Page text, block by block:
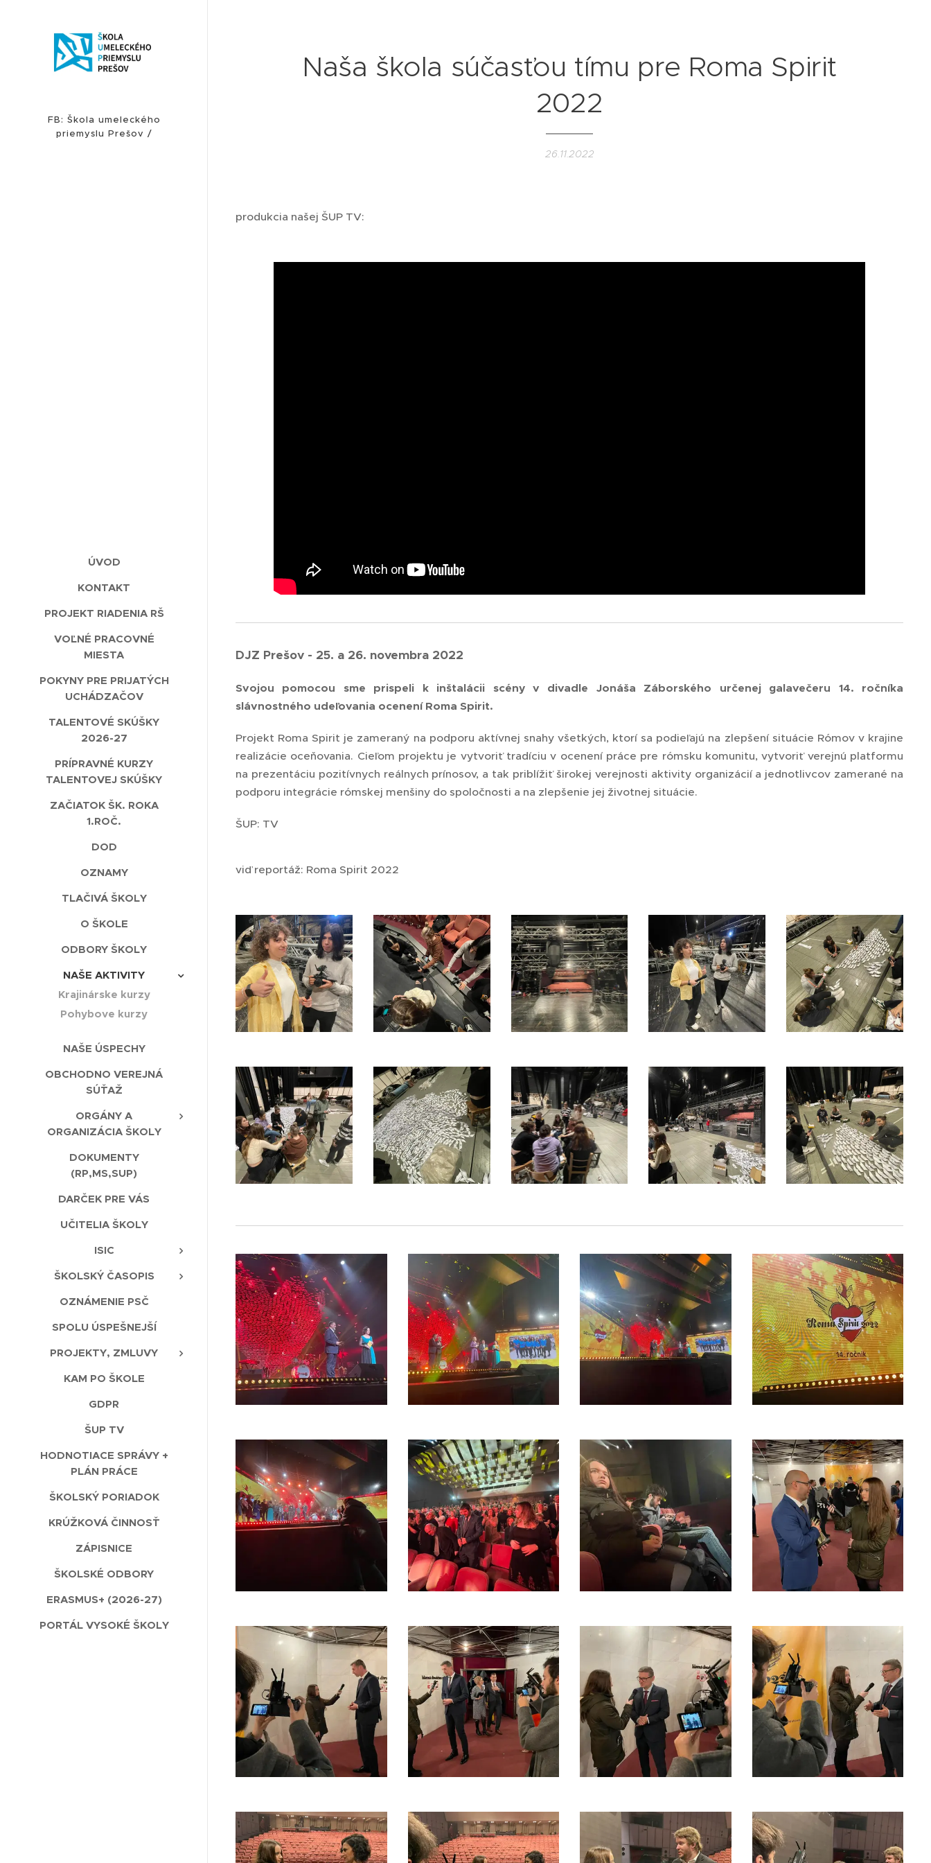
FB: Škola umeleckého
priemyslu Prešov /
ÚVOD
KONTAKT
PROJEKT RIADENIA RŠ
VOĽNÉ PRACOVNÉ
MIESTA
POKYNY PRE PRIJATÝCH
UCHÁDZAČOV
TALENTOVÉ SKÚŠKY
2026-27
PRÍPRAVNÉ KURZY
TALENTOVEJ SKÚŠKY
ZAČIATOK ŠK. ROKA
1.ROČ.
DOD
OZNAMY
TLAČIVÁ ŠKOLY
O ŠKOLE
ODBORY ŠKOLY
NAŠE AKTIVITY
Krajinárske kurzy
Pohybove kurzy
NAŠE ÚSPECHY
OBCHODNO VEREJNÁ
SÚŤAŽ
ORGÁNY A
ORGANIZÁCIA ŠKOLY
DOKUMENTY
(RP,MS,SUP)
DARČEK PRE VÁS
UČITELIA ŠKOLY
ISIC
ŠKOLSKÝ ČASOPIS
OZNÁMENIE PSČ
SPOLU ÚSPEŠNEJŠÍ
PROJEKTY, ZMLUVY
KAM PO ŠKOLE
GDPR
ŠUP TV
HODNOTIACE SPRÁVY +
PLÁN PRÁCE
ŠKOLSKÝ PORIADOK
KRÚŽKOVÁ ČINNOSŤ
ZÁPISNICE
ŠKOLSKÉ ODBORY
ERASMUS+ (2026-27)
PORTÁL VYSOKÉ ŠKOLY
Naša škola súčasťou tímu pre Roma Spirit
2022
26.11.2022
produkcia našej ŠUP TV:
DJZ Prešov - 25. a 26. novembra 2022
Svojou pomocou sme prispeli k inštalácii scény v divadle Jonáša Záborského určenej galavečeru 14. ročníka
slávnostného udeľovania ocenení Roma Spirit.
Projekt Roma Spirit je zameraný na podporu aktívnej snahy všetkých, ktorí sa podieľajú na zlepšení situácie Rómov v krajine
realizácie oceňovania. Cieľom projektu je vytvoriť tradíciu v ocenení práce pre rómsku komunitu, vytvoriť verejnú platformu
na prezentáciu pozitívnych reálnych prínosov, a tak priblížiť širokej verejnosti aktivity organizácií a jednotlivcov zamerané na
podporu integrácie rómskej menšiny do spoločnosti a na zlepšenie jej životnej situácie.
ŠUP: TV
viď reportáž: Roma Spirit 2022